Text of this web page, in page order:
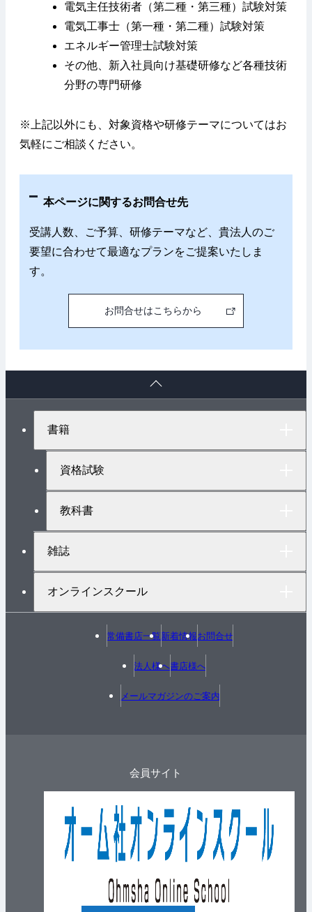
電気主任技術者（第二種・第三種）試験対策
電気工事士（第一種・第二種）試験対策
エネルギー管理士試験対策
その他、新入社員向け基礎研修など各種技術
分野の専門研修
※上記以外にも、対象資格や研修テーマについてはお
気軽にご相談ください。
本ページに関するお問合せ先
受講人数、ご予算、研修テーマなど、貴法人のご
要望に合わせて最適なプランをご提案いたしま
す。
お問合せはこちらから
書籍
資格試験
教科書
雑誌
オンラインスクール
常備書店一覧新着情報お問合せ
法人様へ書店様へ
メールマガジンのご案内
会員サイト